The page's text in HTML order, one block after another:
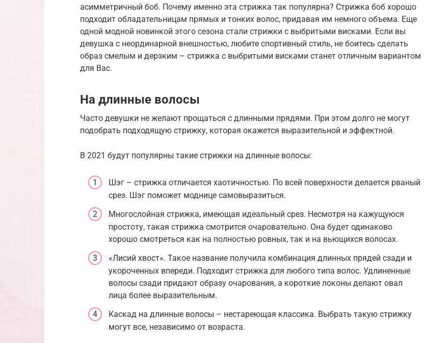
асимметричный боб. Почему именно эта стрижка так популярна? Стрижка боб хорошо
подходит обладательницам прямых и тонких волос, придавая им немного объема. Еще
одной модной новинкой этого сезона стали стрижки с выбритыми висками. Если вы
девушка с неординарной внешностью, любите спортивный стиль, не боитесь сделать
образ смелым и дерзким – стрижка с выбритыми висками станет отличным вариантом
для Вас.
На длинные волосы
Часто девушки не желают прощаться с длинными прядями. При этом долго не могут
подобрать подходящую стрижку, которая окажется выразительной и эффектной.
В 2021 будут популярны такие стрижки на длинные волосы:
Шэг – стрижка отличается хаотичностью. По всей поверхности делается рваный
срез. Шэг поможет моднице самовыразиться.
Многослойная стрижка, имеющая идеальный срез. Несмотря на кажущуюся
простоту, такая стрижка смотрится очаровательно. Она будет одинаково
хорошо смотреться как на полностью ровных, так и на вьющихся волосах.
«Лисий хвост». Такое название получила комбинация длинных прядей сзади и
укороченных впереди. Подходит стрижка для любого типа волос. Удлиненные
волосы сзади придают образу очарования, а короткие локоны делают овал
лица более выразительным.
Каскад на длинные волосы – нестареющая классика. Выбрать такую стрижку
могут все, независимо от возраста.